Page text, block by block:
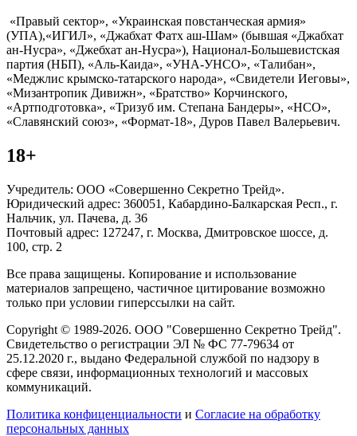
«Правый сектор», «Украинская повстанческая армия»
(УПА),«ИГИЛ», «Джабхат Фатх аш-Шам» (бывшая «Джабхат
ан-Нусра», «Джебхат ан-Нусра»), Национал-Большевистская
партия (НБП), «Аль-Каида», «УНА-УНСО», «Талибан»,
«Меджлис крымско-татарского народа», «Свидетели Иеговы»,
«Мизантропик Дивижн», «Братство» Корчинского,
«Артподготовка», «Тризуб им. Степана Бандеры», «НСО»,
«Славянский союз», «Формат-18», Дуров Павел Валерьевич.
18+
Учредитель: ООО «Совершенно Секретно Трейд».
Юридический адрес: 360051, Кабардино-Балкарская Респ., г.
Нальчик, ул. Пачева, д. 36
Почтовый адрес: 127247, г. Москва, Дмитровское шоссе, д.
100, стр. 2
Все права защищены. Копирование и использование
материалов запрещено, частичное цитирование возможно
только при условии гиперссылки на сайт.
Copyright © 1989-2026. ООО "Совершенно Секретно Трейд".
Свидетельство о регистрации ЭЛ № ФС 77-79634 от
25.12.2020 г., выдано Федеральной службой по надзору в
сфере связи, информационных технологий и массовых
коммуникаций.
Политика конфиценциальности и Согласие на обработку
персональных данных